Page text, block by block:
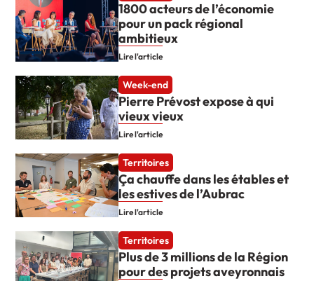
1800 acteurs de l’économie
pour un pack régional
ambitieux
Lire l'article
Week-end
Pierre Prévost expose à qui
vieux vieux
Lire l'article
Territoires
Ça chauffe dans les étables et
les estives de l’Aubrac
Lire l'article
Territoires
Plus de 3 millions de la Région
pour des projets aveyronnais